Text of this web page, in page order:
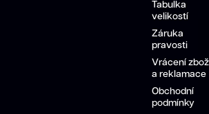
Tabulka
velikostí
Záruka
pravosti
Vrácení
a reklamace
Obchodní
podmínky